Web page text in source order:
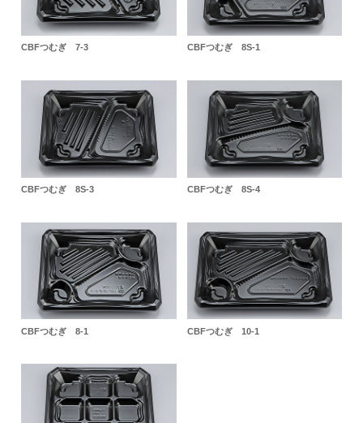
CBFつむぎ 7-3 CBFつむぎ 8S-1
CBFつむぎ 8S-3 CBFつむぎ 8S-4
CBFつむぎ 8-1 CBFつむぎ 10-1